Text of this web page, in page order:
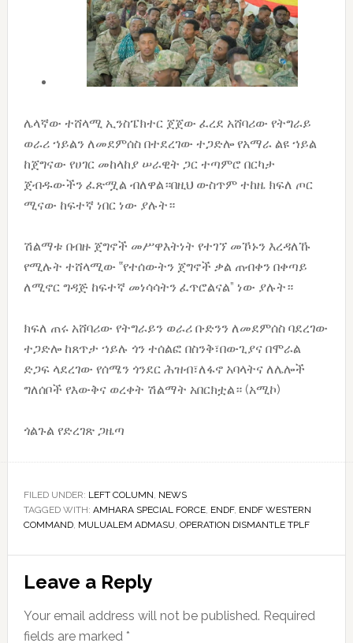
ሌላኛው ተሸላሚ ኢንስፔክተር ጀጀው ፈረደ አሸባሪው የትግራይ
ወራሪ ኀይልን ለመደምሰስ በተደረገው ተጋድሎ የአማራ ልዩ ኀይል
ከጀግናው የሀገር መከላከያ ሠራዊት ጋር ተጣምሮ በርካታ
ጀብዱውችን ፈጽሟል ብለዋል።በዚህ ውስጥም ተከዜ ክፍለ ጦር
ሚናው ከፍተኛ ነበር ነው ያሉት።
ሽልማቱ በብዙ ጀግኖች መሥዋእትነት የተገኘ መኾኑን እረዳለኹ
የሚሉት ተሸላሚው ‟የተሰውትን ጀግኖች ቃል ጠብቀን በቀጣይ
ለሚኖር ግዳጅ ከፍተኛ መነሳሳትን ፈጥሮልናል” ነው ያሉት።
ክፍለ ጠሩ አሸባሪው የትግራይን ወራሪ ቡድንን ለመደምሰስ ባደረገው
ተጋድሎ ከጸጥታ ኀይሉ ጎን ተሰልፎ በስንቅ፣በውጊያና በሞራል
ድጋፍ ላደረገው የሰሜን ጎንደር ሕዝብ፣ለፋኖ አባላትና ለሌሎች
ግለሰቦች የእውቅና ወረቀት ሽልማት አበርክቷል። (አሚኮ)
ጎልጉል የድረገጽ ጋዜጣ
FILED UNDER: LEFT COLUMN, NEWS
TAGGED WITH: AMHARA SPECIAL FORCE, ENDF, ENDF WESTERN
COMMAND, MULUALEM ADMASU, OPERATION DISMANTLE TPLF
Interactions
Leave a Reply
Your email address will not be published. Required
fields are marked *